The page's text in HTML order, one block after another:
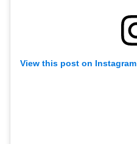
View this post on Instagram